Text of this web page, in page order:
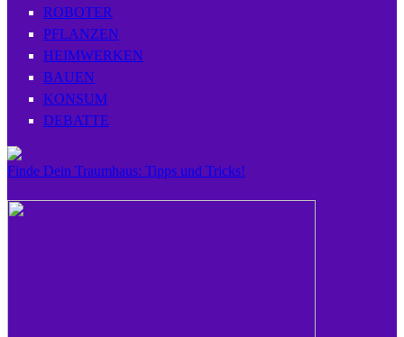
ROBOTER
PFLANZEN
HEIMWERKEN
BAUEN
KONSUM
DEBATTE
Finde Dein Traumhaus: Tipps und Tricks!